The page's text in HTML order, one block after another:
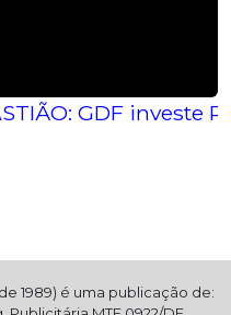
GDF
1989) é uma publicação de: